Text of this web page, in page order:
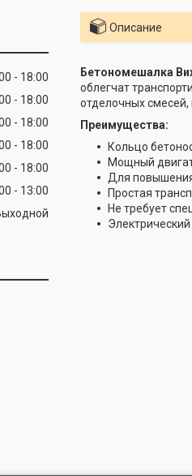
18:00
18:00
18:00
18:00
18:00
13:00
Описание
Бетономешалка
облегчат
отделочных
Преимущества:
Кольцо
Мощный
Для
Простая
Не требует
Электрический